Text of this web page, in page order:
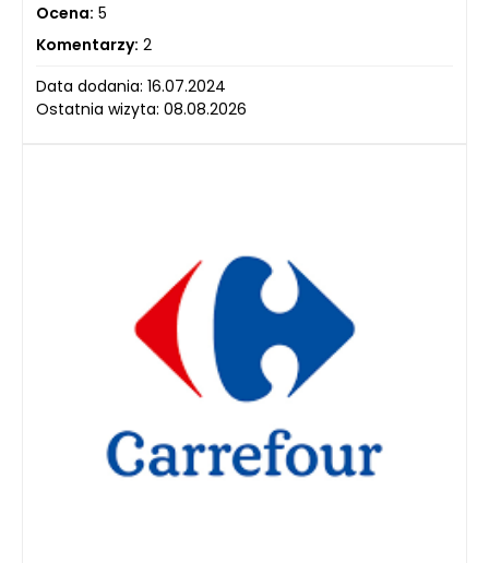
Ocena: 5
Komentarzy: 2
Data dodania: 16.07.2024
Ostatnia wizyta: 08.08.2026